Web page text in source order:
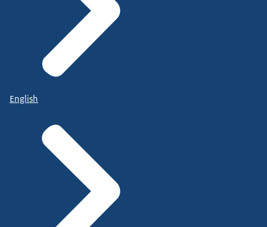
English